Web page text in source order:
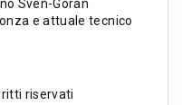
Sven-Goran
e attuale tecnico
riservati